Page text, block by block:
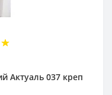
Актуаль 037 креп